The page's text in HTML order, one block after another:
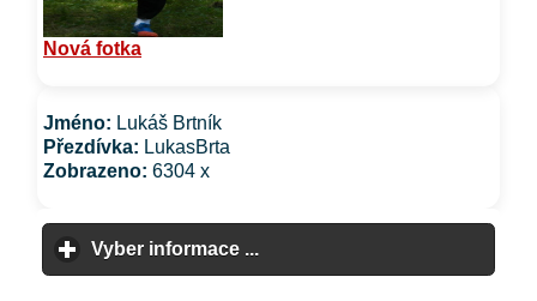
Nová fotka
Jméno: Lukáš Brtník
Přezdívka: LukasBrta
Zobrazeno: 6304 x
Vyber informace ...click to expand contents